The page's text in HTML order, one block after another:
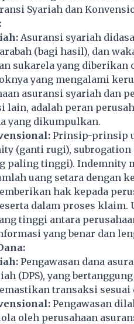
Syariah dan
Asuransi syariah
(bagi hasil), dan
sukarela yang diberikan
yang mengalami
asuransi syariah dan
lain, adalah peran
yang dikumpulkan.
Prinsip-prinsip
(ganti rugi),
paling tinggi). Indemnity
uang setara dengan
hak kepada
dalam proses klaim.
tinggi antara
yang benar dan
Pengawasan dana
(DPS), yang
transaksi
Pengawasan
oleh perusahaan